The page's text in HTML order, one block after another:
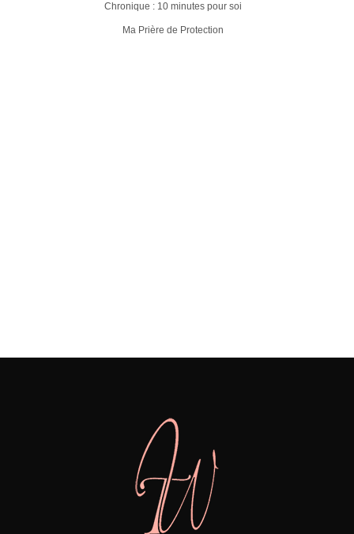
Chronique : 10 minutes pour soi
Ma Prière de Protection